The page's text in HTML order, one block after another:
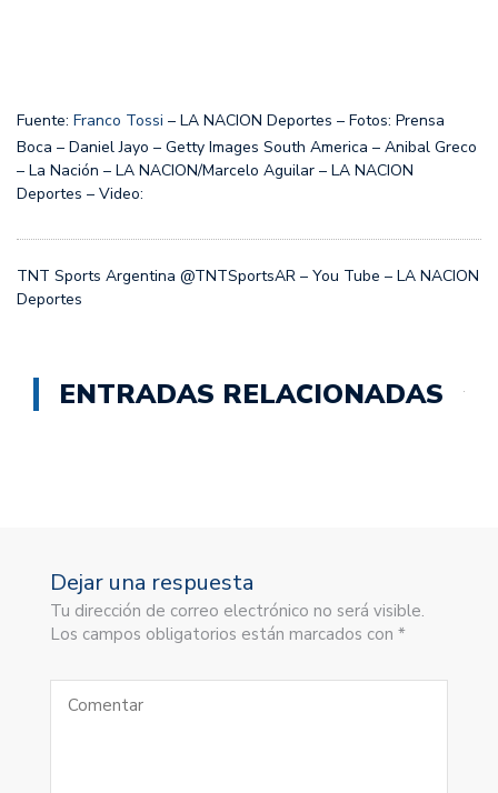
Fuente: Franco Tossi – LA NACION Deportes – Fotos: Prensa
Boca – Daniel Jayo – Getty Images South America – Anibal Greco
– La Nación – LA NACION/Marcelo Aguilar – LA NACION
Deportes – Video:
TNT Sports Argentina @TNTSportsAR – You Tube – LA NACION
Deportes
ENTRADAS RELACIONADAS
Dejar una respuesta
Tu dirección de correo electrónico no será visible.
Los campos obligatorios están marcados con *